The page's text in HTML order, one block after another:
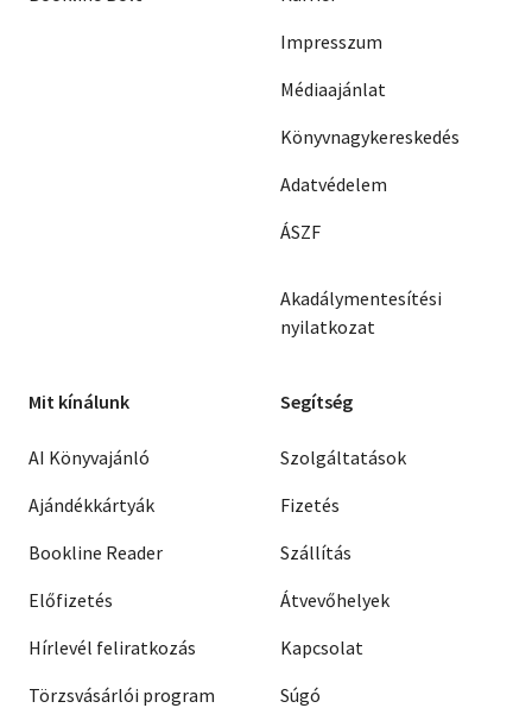
Impresszum
Médiaajánlat
Könyvnagykereskedés
Adatvédelem
ÁSZF
Akadálymentesítési
nyilatkozat
Mit kínálunk
AI Könyvajánló
Ajándékkártyák
Bookline Reader
Előfizetés
Hírlevél feliratkozás
Törzsvásárlói program
Segítség
Szolgáltatások
Fizetés
Szállítás
Átvevőhelyek
Kapcsolat
Súgó